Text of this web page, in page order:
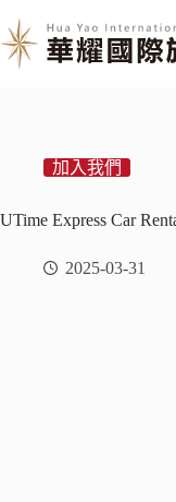
加入我們
UTime Express Car
2025-03-31